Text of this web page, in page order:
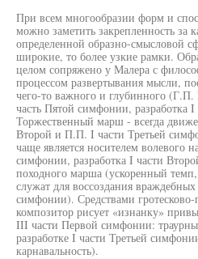
При всем многообразии форм и
можно заметить закрепленность за
определенной образно-смысловой
широкие, то более узкие рамки.
целом сопряжено у Малера с
процессом развертывания мысли,
чего-то важного и глубинного
часть Пятой симфонии, разработка
Торжественный марш - всегда
Второй и П.П. I части Третьей
чаще является носителем волевого
симфонии, разработка I части
походного марша (ускоренный темп,
служат для воссоздания
симфонии). Средствами
композитор рисует «изнанку»
III части Первой симфонии:
разработке I части Третьей
карнавальность).